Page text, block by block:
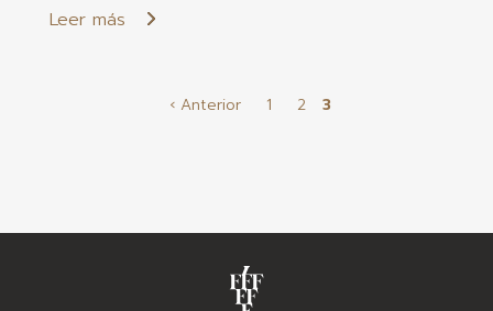
Leer más
Paginación‹ Anterior 1 2 3